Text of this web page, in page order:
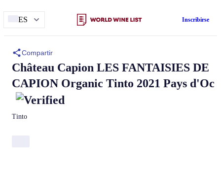
ES Inscribirse
Compartir
Château Capion LES FANTAISIES DE
CAPION Organic Tinto 2021 Pays d'Oc
Tinto